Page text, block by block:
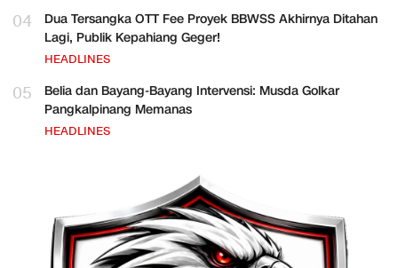
04
Dua Tersangka OTT Fee Proyek BBWSS Akhirnya Ditahan
Lagi, Publik Kepahiang Geger!
HEADLINES
05
Belia dan Bayang-Bayang Intervensi: Musda Golkar
Pangkalpinang Memanas
HEADLINES